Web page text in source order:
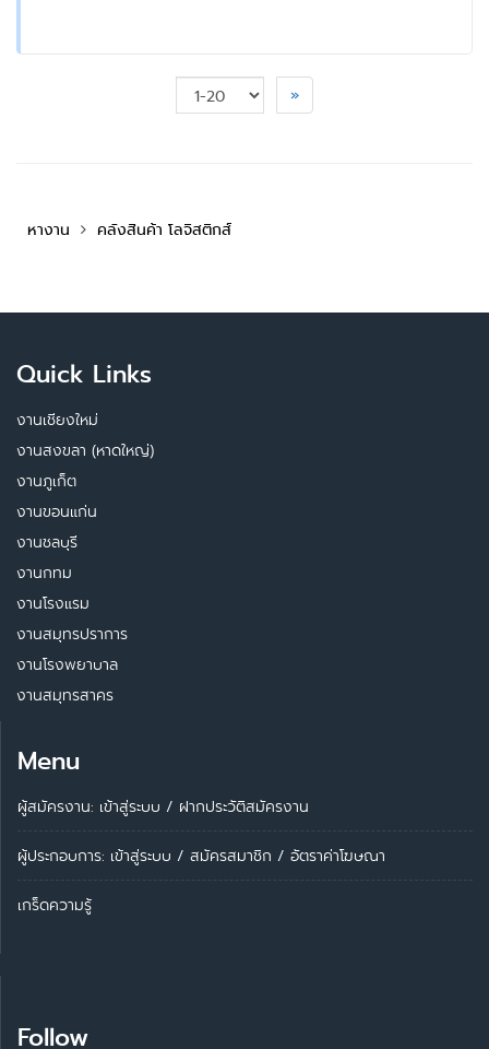
»
หางาน คลังสินค้า โลจิสติกส์
Quick Links
งานเชียงใหม่
งานสงขลา (หาดใหญ่)
งานภูเก็ต
งานขอนแก่น
งานชลบุรี
งานกทม
งานโรงแรม
งานสมุทรปราการ
งานโรงพยาบาล
งานสมุทรสาคร
Menu
ผู้สมัครงาน: เข้าสู่ระบบ / ฝากประวัติสมัครงาน
ผู้ประกอบการ: เข้าสู่ระบบ / สมัครสมาชิก / อัตราค่าโฆษณา
เกร็ดความรู้
Follow